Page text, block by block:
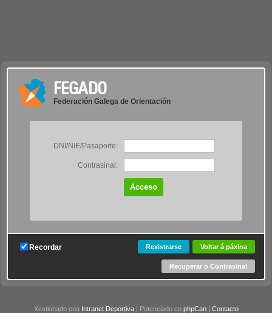
FEGADO
Federación Galega de Orientación
DNI/NIE/Pasaporte:
Contrasinal:
Recordar Voltar á páxina
Rexistrarse
Recuperar o Contrasinal
Xestionado coa Intranet Deportiva| Potenciado co phpCan| Contacto